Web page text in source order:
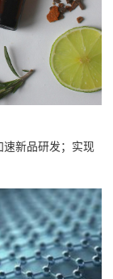
速新品研发；实现